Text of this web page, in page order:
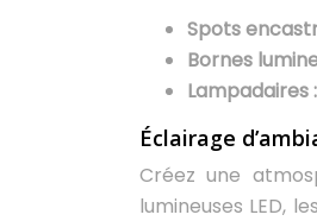
Spots
Bornes
Lampadaires :
Éclairage
Créez une
lumineuses LED,